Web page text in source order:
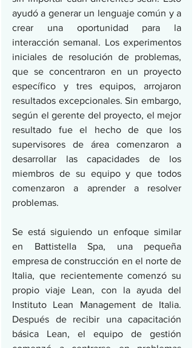
ayudó a generar un lenguaje común y a
crear una oportunidad para la
interacción semanal. Los experimentos
iniciales de resolución de problemas,
que se concentraron en un proyecto
específico y tres equipos, arrojaron
resultados excepcionales. Sin embargo,
según el gerente del proyecto, el mejor
resultado fue el hecho de que los
supervisores de área comenzaron a
desarrollar las capacidades de los
miembros de su equipo y que todos
comenzaron a aprender a resolver
problemas.
Se está siguiendo un enfoque similar
en Battistella Spa, una pequeña
empresa de construcción en el norte de
Italia, que recientemente comenzó su
propio viaje Lean, con la ayuda del
Instituto Lean Management de Italia.
Después de recibir una capacitación
básica Lean, el equipo de gestión